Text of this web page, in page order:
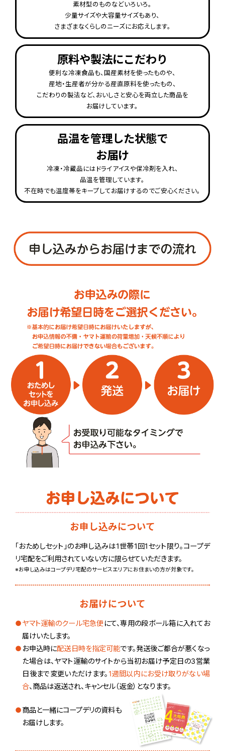
素材型のものなどいろいろ。
少量サイズや大容量サイズもあり、
さまざまなくらしのニーズにお応えします。
原料や製法にこだわり
便利な冷凍食品も、国産素材を使ったものや、
産地・生産者が分かる産直原料を使ったもの、
こだわりの製法など、おいしさと安心を両立した商品を
お届けしています。
品温を管理した状態で
お届け
冷凍・冷蔵品にはドライアイスや保冷剤を入れ、
品温を管理しています。
不在時でも温度帯をキープしてお届けするのでご安心ください。
お申し込みについて
「おためしセット」のお申し込みは1世帯1回1セット限り。コープデ
リ宅配をご利用されていない方に限らせていただきます。
※お申し込みはコープデリ宅配のサービスエリアにお住まいの方が対象です。
お届けについて
ヤマト運輸のクール宅急便 にて、専用の段ボール箱に入れてお
届けいたします。
お申込時に配送日時を指定可能です。発送後ご都合が悪くなっ
た場合は、ヤマト運輸のサイトから当初お届け予定日の3営業
日後まで変更いただけます。 1週間以内にお受け取りがない場
合、商品は返送され、キャンセル（返金）となります。
商品と一緒にコープデリの資料も
お届けします。